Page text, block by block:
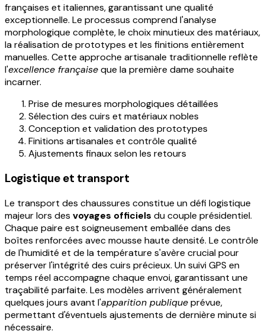
françaises et italiennes, garantissant une qualité
exceptionnelle. Le processus comprend l'analyse
morphologique complète, le choix minutieux des matériaux,
la réalisation de prototypes et les finitions entièrement
manuelles. Cette approche artisanale traditionnelle reflète
l'excellence françaiseque la première dame souhaite
incarner.
Prise de mesures morphologiques détaillées
Sélection des cuirs et matériaux nobles
Conception et validation des prototypes
Finitions artisanales et contrôle qualité
Ajustements finaux selon les retours
Logistique et transport
Le transport des chaussures constitue un défi logistique
majeur lors des voyages officiels du couple présidentiel.
Chaque paire est soigneusement emballée dans des
boîtes renforcées avec mousse haute densité. Le contrôle
de l'humidité et de la température s'avère crucial pour
préserver l'intégrité des cuirs précieux. Un suivi GPS en
temps réel accompagne chaque envoi, garantissant une
traçabilité parfaite. Les modèles arrivent généralement
quelques jours avant l'apparition publiqueprévue,
permettant d'éventuels ajustements de dernière minute si
nécessaire.